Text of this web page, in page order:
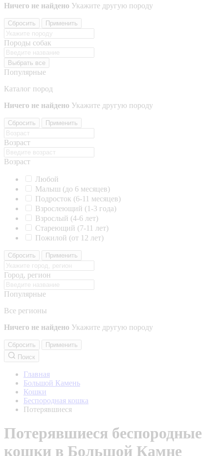
Ничего не найдено Укажите другую породу
Сбросить Применить
Породы собак
Выбрать все
Популярные
Каталог пород
Ничего не найдено Укажите другую породу
Сбросить Применить
Возраст
Возраст
Любой
Малыш (до 6 месяцев)
Подросток (6-11 месяцев)
Взрослеющий (1-3 года)
Взрослый (4-6 лет)
Стареющий (7-11 лет)
Пожилой (от 12 лет)
Сбросить Применить
Город, регион
Популярные
Все регионы
Ничего не найдено Укажите другую породу
Сбросить
Применить
Поиск
Главная
Большой Камень
Кошки
Беспородная кошка
Потерявшиеся
Потерявшиеся беспородные
кошки в Большой Камне